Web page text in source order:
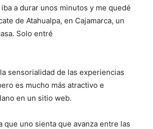
a durar unos minutos y me quedé
de Atahualpa, en Cajamarca, un
Solo entré
sensorialidad de las experiencias
es mucho más atractivo e
en un sitio web.
uno sienta que avanza entre las